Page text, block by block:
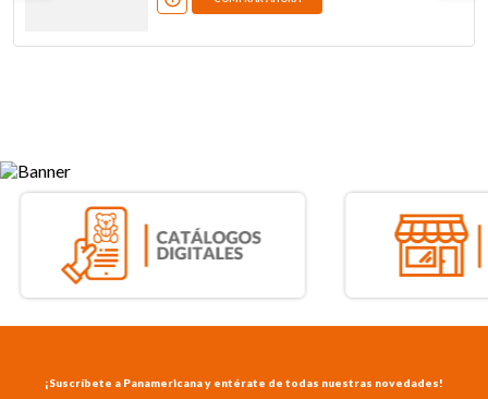
¡Suscríbete a Panamericana y entérate de todas nuestras novedades!